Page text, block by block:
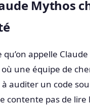
Mythos
appelle
une équipe de
auditer un code
contente pas de